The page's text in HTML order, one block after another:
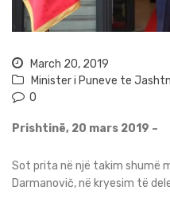
March 20, 2019
Minister i Puneve te
0
Prishtinë, 20 mars 2019 –
Sot prita në një takim shumë
Darmanovič, në kryesim të